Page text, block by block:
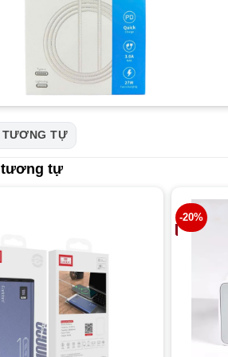
TƯƠNG TỰ
tương tự
-20%